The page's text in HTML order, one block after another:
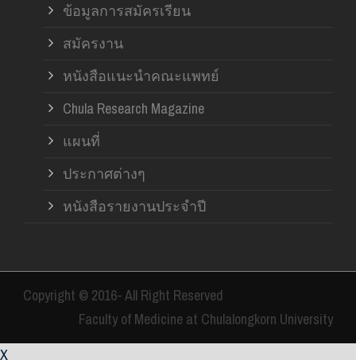
ข้อมูลการสมัครเรียน
สมัครงาน
หนังสือแนะนำคณะแพทย์
Chula Research Magazine
แผนที่
ประกาศต่างๆ
หนังสือรายงานประจำปี
Copyright © 2016- All Right Reserved
Faculty of Medicine at Chulalongkorn University
X